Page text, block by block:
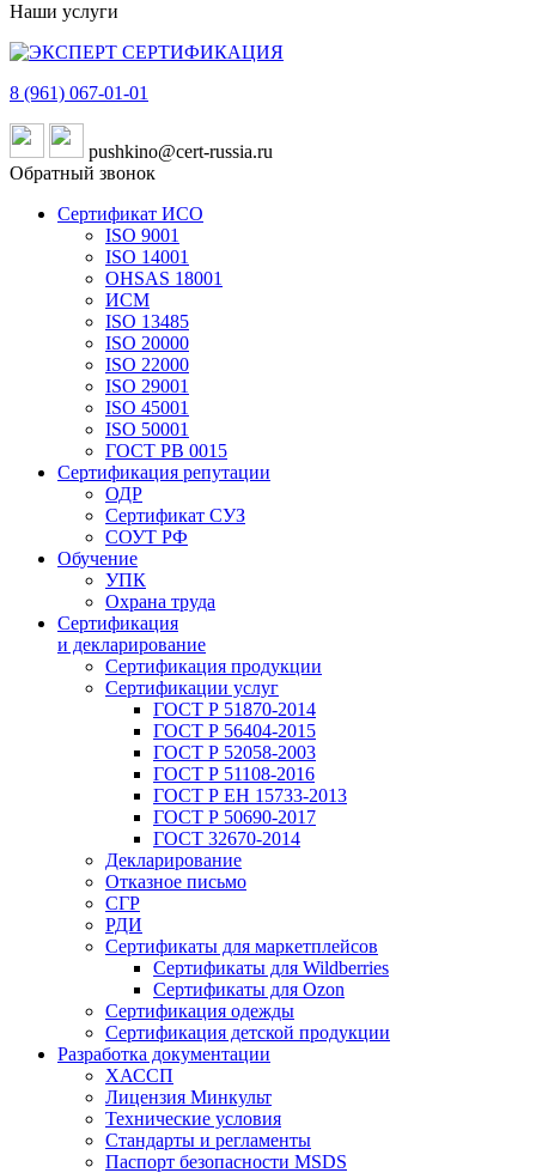
Наши услуги
8 (961) 067-01-01
pushkino@cert-russia.ru
Обратный звонок
Сертификат ИСО
ISO 9001
ISO 14001
OHSAS 18001
ИСМ
ISO 13485
ISO 20000
ISO 22000
ISO 29001
ISO 45001
ISO 50001
ГОСТ РВ 0015
Сертификация репутации
ОДР
Сертификат СУЗ
СОУТ РФ
Обучение
УПК
Охрана труда
Сертификация
и декларирование
Сертификация продукции
Сертификации услуг
ГОСТ Р 51870-2014
ГОСТ Р 56404-2015
ГОСТ Р 52058-2003
ГОСТ Р 51108-2016
ГОСТ Р ЕН 15733-2013
ГОСТ Р 50690-2017
ГОСТ 32670-2014
Декларирование
Отказное письмо
СГР
РДИ
Сертификаты для маркетплейсов
Сертификаты для Wildberries
Сертификаты для Ozon
Сертификация одежды
Сертификация детской продукции
Разработка документации
ХАССП
Лицензия Минкульт
Технические условия
Стандарты и регламенты
Паспорт безопасности MSDS